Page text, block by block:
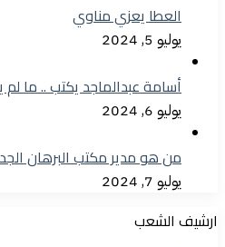
العطا يعزي مناوي
يوليو 5, 2024
أسامة عبدالماجد يكتب .. ما لم
يوليو 6, 2024
من هو مدير مكتب البرهان
يوليو 7, 2024
ارشيف الشعب